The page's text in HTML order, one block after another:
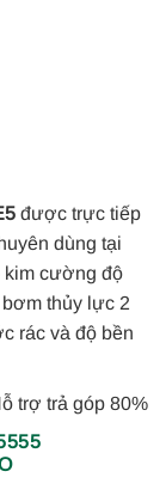
được trực tiếp
dùng tại
kim cường độ
thủy lực 2
rác và độ bền
trợ trả góp 80%